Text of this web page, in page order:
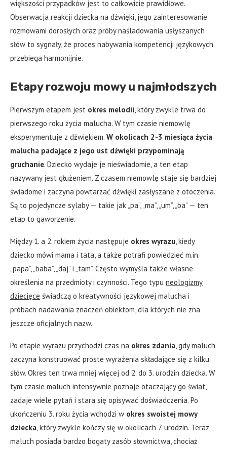
większości przypadków jest to całkowicie prawidłowe.
Obserwacja reakcji dziecka na dźwięki, jego zainteresowanie
rozmowami dorosłych oraz próby naśladowania usłyszanych
słów to sygnały, że proces nabywania kompetencji językowych
przebiega harmonijnie.
Etapy rozwoju mowy u najmłodszych
Pierwszym etapem jest okres melodii, który zwykle trwa do
pierwszego roku życia malucha. W tym czasie niemowlę
eksperymentuje z dźwiękiem. W okolicach 2-3 miesiąca życia
malucha padające z jego ust dźwięki przypominają
gruchanie. Dziecko wydaje je nieświadomie, a ten etap
nazywany jest głużeniem. Z czasem niemowlę staje się bardziej
świadome i zaczyna powtarzać dźwięki zasłyszane z otoczenia.
Są to pojedyncze sylaby — takie jak „pa”, „ma”, „um”, „ba” — ten
etap to gaworzenie.
Między 1. a 2. rokiem życia następuje okres wyrazu, kiedy
dziecko mówi mama i tata, a także potrafi powiedzieć m.in.
„papa”, „baba”, „daj” i „tam”. Często wymyśla także własne
określenia na przedmioty i czynności. Tego typu neologizmy
dziecięce świadczą o kreatywności językowej malucha i
próbach nadawania znaczeń obiektom, dla których nie zna
jeszcze oficjalnych nazw.
Po etapie wyrazu przychodzi czas na okres zdania, gdy maluch
zaczyna konstruować proste wyrażenia składające się z kilku
słów. Okres ten trwa mniej więcej od 2. do 3. urodzin dziecka. W
tym czasie maluch intensywnie poznaje otaczający go świat,
zadaje wiele pytań i stara się opisywać doświadczenia. Po
ukończeniu 3. roku życia wchodzi w okres swoistej mowy
dziecka, który zwykle kończy się w okolicach 7. urodzin. Teraz
maluch posiada bardzo bogaty zasób słownictwa, chociaż